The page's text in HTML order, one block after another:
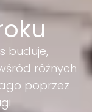
buduje,
różnych
poprzez